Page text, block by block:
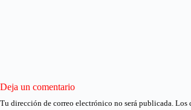
Deja un comentario
Tu dirección de correo electrónico no será publicada. Los